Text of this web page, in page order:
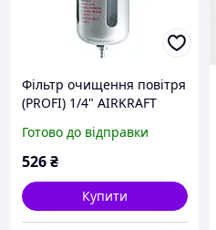
Фільтр очищення повітря
(PROFI) 1/4" AIRKRAFT
Готово до відправки
526₴
Купити